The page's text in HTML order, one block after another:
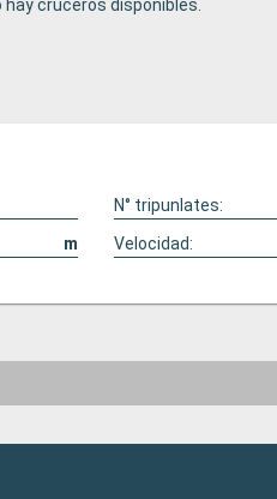
cruceros disponibles.
N° tripunlates:
m Velocidad: